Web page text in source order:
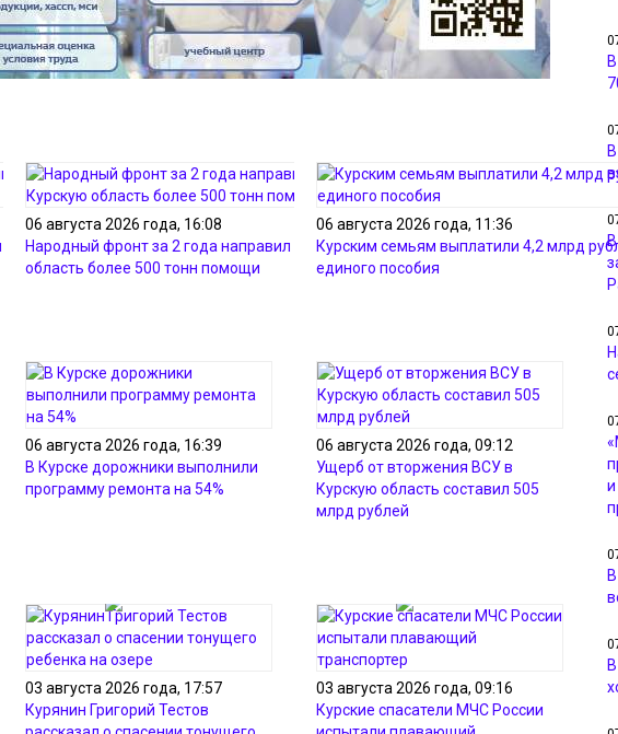
06 августа 2026 года, 16:08
Народный фронт за 2 года направил в Курскую
область более 500 тонн помощи
06 августа 2026 года, 11:36
Курским семьям выплатили 4,2 млрд
единого пособия
06 августа 2026 года, 16:39
В Курске дорожники выполнили
программу ремонта на 54%
06 августа 2026 года, 09:12
Ущерб от вторжения ВСУ в
Курскую область составил 505
млрд рублей
03 августа 2026 года, 17:57
Курянин Григорий Тестов
03 августа 2026 года, 09:16
Курские спасатели МЧС России
В